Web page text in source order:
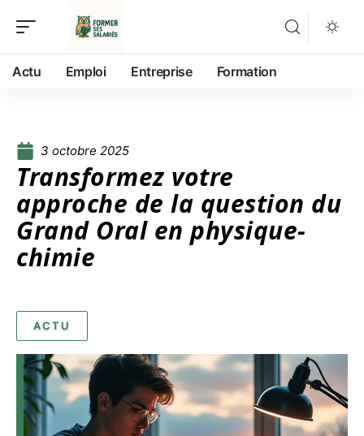
Actu Emploi Entreprise Formation
3 octobre 2025
Transformez votre
approche de la question du
Grand Oral en physique-
chimie
ACTU